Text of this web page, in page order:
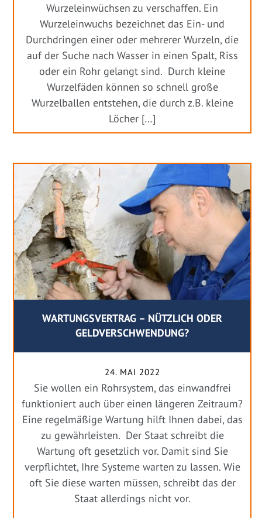
Wurzeleinwüchsen zu verschaffen. Ein
Wurzeleinwuchs bezeichnet das Ein- und
Durchdringen einer oder mehrerer Wurzeln, die
auf der Suche nach Wasser in einen Spalt, Riss
oder ein Rohr gelangt sind. Durch kleine
Wurzelfäden können so schnell große
Wurzelballen entstehen, die durch z.B. kleine
Löcher […]
WARTUNGSVERTRAG – NÜTZLICH ODER
GELDVERSCHWENDUNG?
24. MAI 2022
Sie wollen ein Rohrsystem, das einwandfrei
funktioniert auch über einen längeren Zeitraum?
Eine regelmäßige Wartung hilft Ihnen dabei, das
zu gewährleisten. Der Staat schreibt die
Wartung oft gesetzlich vor. Damit sind Sie
verpflichtet, Ihre Systeme warten zu lassen. Wie
oft Sie diese warten müssen, schreibt das der
Staat allerdings nicht vor.